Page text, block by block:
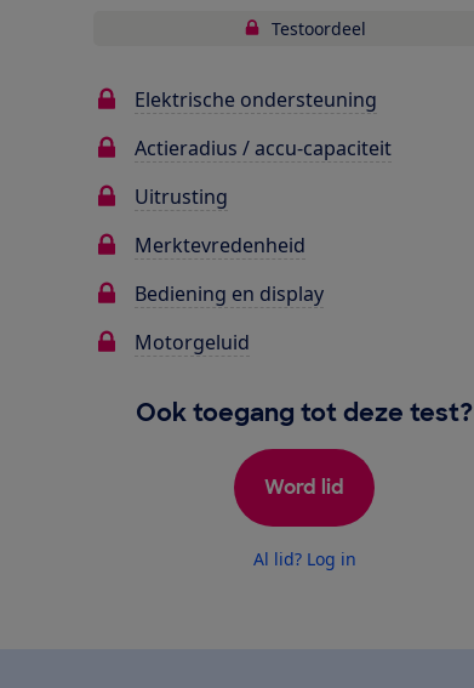
Testoordeel
Elektrische ondersteuning
Actieradius / accu-capaciteit
Uitrusting
Merktevredenheid
Bediening en display
Motorgeluid
Ook toegang tot deze test?
Word lid
Al lid? Log in